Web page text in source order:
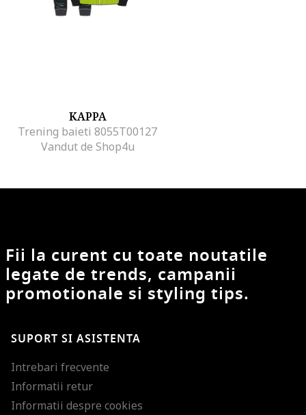
KAPPA
Trening baieti 8055T00127
Vandut de Shop4u
Fii la curent cu toate noutatile
legate de trends, campanii
promotionale si styling tips.
SUPORT SI ASISTENTA
Intrebari frecvente
Informatii retur
Informatii despre cookies